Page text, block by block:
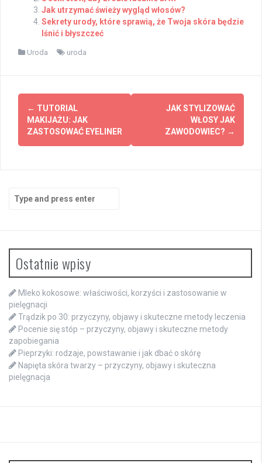
Jak utrzymać świeży wygląd włosów?
Sekrety urody, które sprawią, że Twoja skóra będzie
lśnić i błyszczeć
Uroda uroda
Post
navigation
← TUTORIAL
MAKIJAŻU: JAK
ZASTOSOWAĆ EYELINER
JAK STYLIZOWAĆ
WŁOSY JAK
ZAWODOWIEC? →
for:
Ostatnie wpisy
Mleko kokosowe: właściwości, korzyści i zastosowanie w
pielęgnacji
Trądzik po 30: przyczyny, objawy i skuteczne metody leczenia
Pocenie się stóp – przyczyny, objawy i skuteczne metody
zapobiegania
Pieprzyki: rodzaje, powstawanie i jak dbać o skórę
Napięta skóra twarzy – przyczyny, objawy i skuteczna
pielęgnacja